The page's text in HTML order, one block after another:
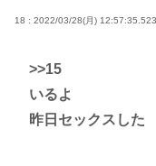
18 : 2022/03/28(月) 12:57:35.523
>>15
いるよ
昨日セックスした